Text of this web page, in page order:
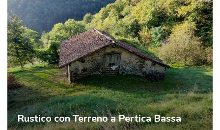
Rustico con Terreno a Pertica Bassa